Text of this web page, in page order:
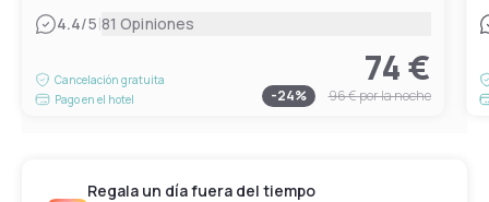
4.4/5|81 Opiniones
Cancelación gratuita
Pago en el hotel
74 €
-24% 96 €por la noche
Regala un día fuera del tiempo